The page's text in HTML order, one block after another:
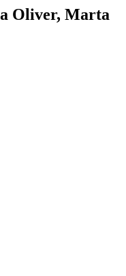
Oliver, Marta